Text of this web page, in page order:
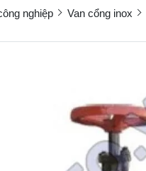
nghiệp Van cổng inox